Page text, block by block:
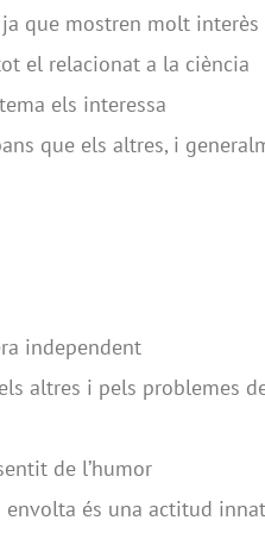
que mostren molt interès
el relacionat a la ciència
els interessa
que els altres, i
independent
altres i pels problemes
de l’humor
envolta és una actitud